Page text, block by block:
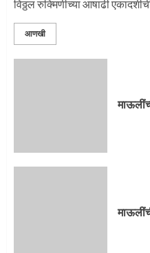
विठ्ठल रुक्मिणीच्या आषाढी
आणखी